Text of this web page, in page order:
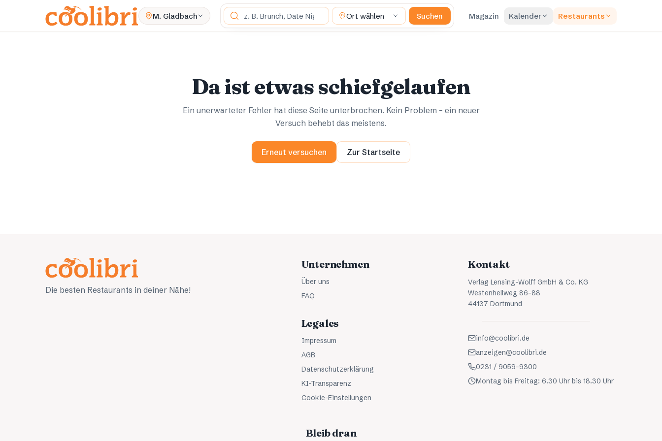
Zum Hauptinhalt springen
M. Gladbach Was suchst du? Ort wählen Suchen Magazin Kalender Restaurants
Da ist etwas schiefgelaufen
Ein unerwarteter Fehler hat diese Seite unterbrochen. Kein Problem – ein neuer
Versuch behebt das meistens.
Erneut versuchen Zur Startseite
Die besten Restaurants in deiner Nähe!
Unternehmen
Über uns
FAQ
Legales
Impressum
AGB
Datenschutzerklärung
KI-Transparenz
Cookie-Einstellungen
Kontakt
Verlag Lensing-Wolff GmbH & Co. KG
Westenhellweg 86-88
44137 Dortmund
info@coolibri.de
anzeigen@coolibri.de
0231 / 9059-9300
Montag bis Freitag: 6.30 Uhr bis 18.30 Uhr
Bleib dran